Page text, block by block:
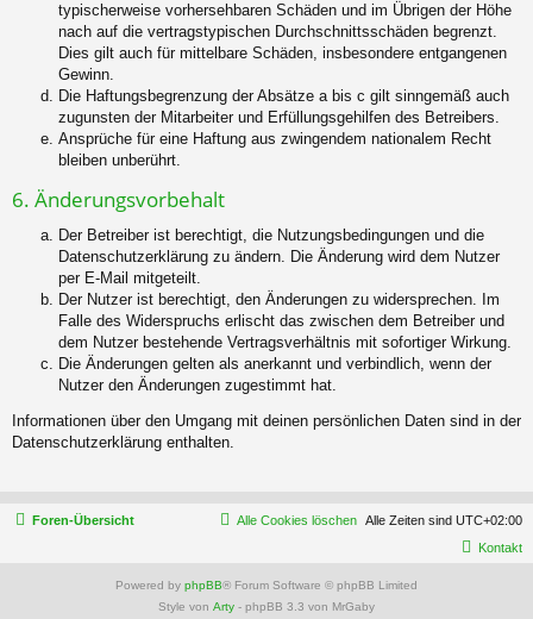
typischerweise vorhersehbaren Schäden und im Übrigen der Höhe
nach auf die vertragstypischen Durchschnittsschäden begrenzt.
Dies gilt auch für mittelbare Schäden, insbesondere entgangenen
Gewinn.
Die Haftungsbegrenzung der Absätze a bis c gilt sinngemäß auch
zugunsten der Mitarbeiter und Erfüllungsgehilfen des Betreibers.
Ansprüche für eine Haftung aus zwingendem nationalem Recht
bleiben unberührt.
6. Änderungsvorbehalt
Der Betreiber ist berechtigt, die Nutzungsbedingungen und die
Datenschutzerklärung zu ändern. Die Änderung wird dem Nutzer
per E-Mail mitgeteilt.
Der Nutzer ist berechtigt, den Änderungen zu widersprechen. Im
Falle des Widerspruchs erlischt das zwischen dem Betreiber und
dem Nutzer bestehende Vertragsverhältnis mit sofortiger Wirkung.
Die Änderungen gelten als anerkannt und verbindlich, wenn der
Nutzer den Änderungen zugestimmt hat.
Informationen über den Umgang mit deinen persönlichen Daten sind in der
Datenschutzerklärung enthalten.
Foren-Übersicht Alle Zeiten sind UTC+02:00
Alle Cookies löschen
Kontakt
Powered by phpBB® Forum Software © phpBB Limited
Style von Arty - phpBB 3.3 von MrGaby